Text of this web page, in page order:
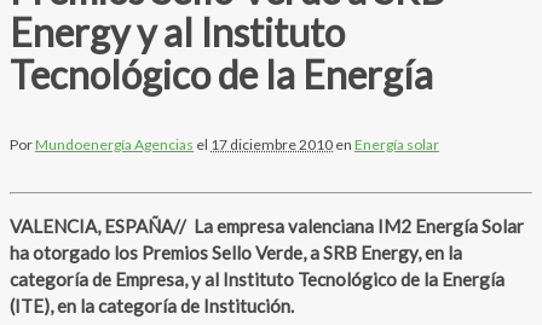
Energy y al Instituto
Tecnológico de la Energía
PorMundoenergía Agencias el 17 diciembre 2010 en Energía solar
VALENCIA, ESPAÑA// La empresa valenciana IM2 Energía Solar
ha otorgado los Premios Sello Verde, a SRB Energy, en la
categoría de Empresa, y al Instituto Tecnológico de la Energía
(ITE), en la categoría de Institución.